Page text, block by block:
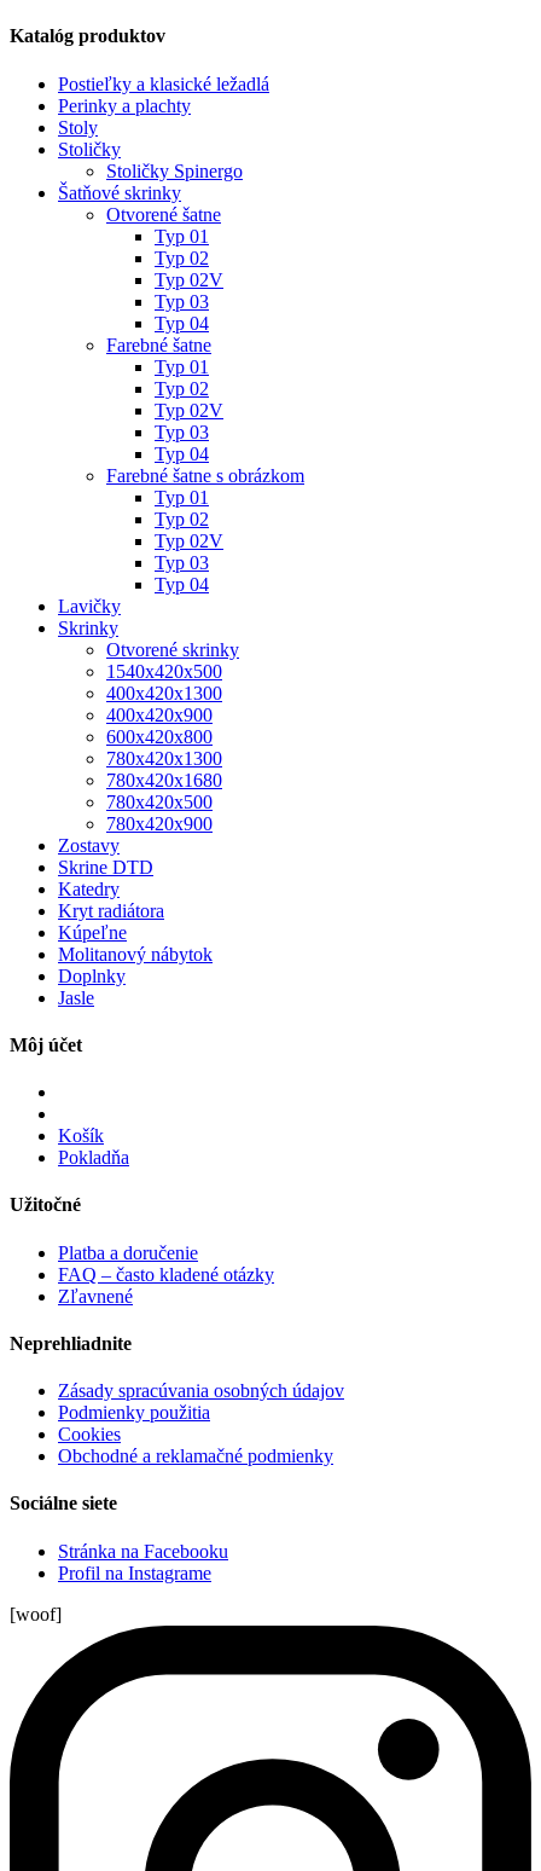
Katalóg produktov
Postieľky a klasické ležadlá
Perinky a plachty
Stoly
Stoličky
Stoličky Spinergo
Šatňové skrinky
Otvorené šatne
Typ 01
Typ 02
Typ 02V
Typ 03
Typ 04
Farebné šatne
Typ 01
Typ 02
Typ 02V
Typ 03
Typ 04
Farebné šatne s obrázkom
Typ 01
Typ 02
Typ 02V
Typ 03
Typ 04
Lavičky
Skrinky
Otvorené skrinky
1540x420x500
400x420x1300
400x420x900
600x420x800
780x420x1300
780x420x1680
780x420x500
780x420x900
Zostavy
Skrine DTD
Katedry
Kryt radiátora
Kúpeľne
Molitanový nábytok
Doplnky
Jasle
Môj účet
Košík
Pokladňa
Užitočné
Platba a doručenie
FAQ – často kladené otázky
Zľavnené
Neprehliadnite
Zásady spracúvania osobných údajov
Podmienky použitia
Cookies
Obchodné a reklamačné podmienky
Sociálne siete
Stránka na Facebooku
Profil na Instagrame
[woof]